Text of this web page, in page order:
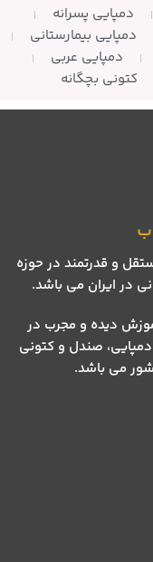
دمپایی پسرانه
دمپایی بیمارستانی
دمپایی عربی
کتونی بچگانه
و قدرتمند در حوزه
در ایران می باشد.
دیده و مجرب در
صندل و کتونی
می باشد.